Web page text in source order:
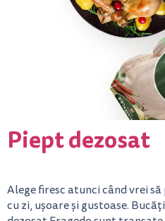
Piept dezosat
Alege firesc atunci când vrei
cu zi, ușoare și gustoase.